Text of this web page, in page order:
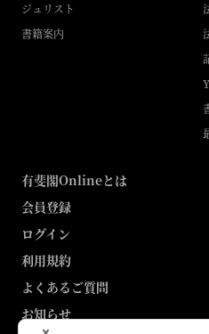
ジュリスト
書籍案内
有斐閣Onlineとは
会員登録
ログイン
利用規約
よくあるご質問
お知らせ